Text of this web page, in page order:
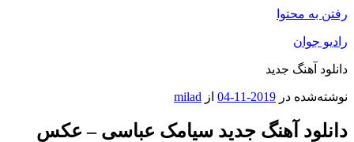
رفتن به محتوا
رادیو جوان
دانلود آهنگ جدید
نوشته‌شده در 2019-11-04 از milad
دانلود آهنگ جدید سیامک عباسی – عکس